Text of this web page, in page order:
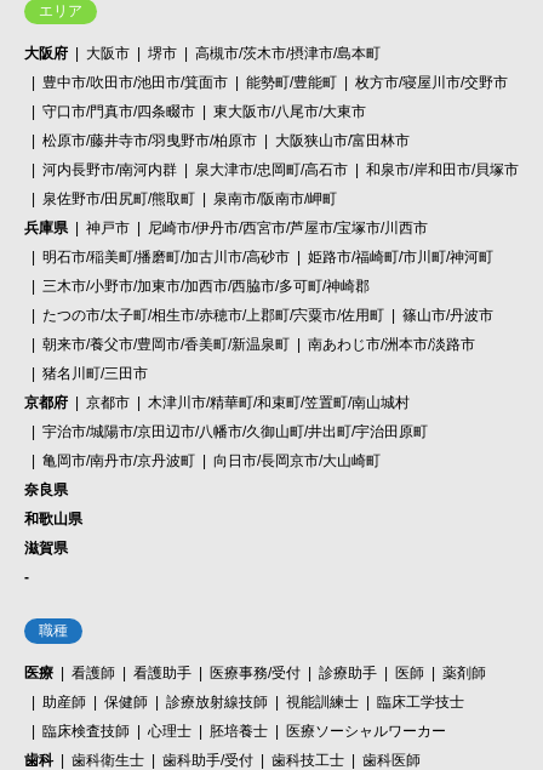
エリア
大阪府 大阪市 堺市
高槻市/茨木市/摂津市/島本町
豊中市/吹田市/池田市/箕面市
能勢町/豊能町
枚方市/寝屋川市/交野市
守口市/門真市/四条畷市
東大阪市/八尾市/大東市
松原市/藤井寺市/羽曳野市/柏原市
大阪狭山市/富田林市
河内長野市/南河内群
泉大津市/忠岡町/高石市
和泉市/岸和田市/貝塚市
泉佐野市/田尻町/熊取町
泉南市/阪南市/岬町
兵庫県
神戸市
尼崎市/伊丹市/西宮市/芦屋市/宝塚市/川西市
明石市/稲美町/播磨町/加古川市/高砂市
姫路市/福崎町/市川町/神河町
三木市/小野市/加東市/加西市/西脇市/多可町/神崎郡
たつの市/太子町/相生市/赤穂市/上郡町/宍粟市/佐用町
篠山市/丹波市
朝来市/養父市/豊岡市/香美町/新温泉町
南あわじ市/洲本市/淡路市
猪名川町/三田市
京都府
京都市
木津川市/精華町/和束町/笠置町/南山城村
宇治市/城陽市/京田辺市/八幡市/久御山町/井出町/宇治田原町
亀岡市/南丹市/京丹波町
向日市/長岡京市/大山崎町
奈良県
和歌山県
滋賀県
-
職種
医療 看護師 看護助手 医療事務/受付 診療助手 医師
薬剤師
助産師
保健師 診療放射線技師 視能訓練士
臨床工学技士
臨床検査技師
心理士 胚培養士
医療ソーシャルワーカー
歯科
歯科衛生士 歯科助手/受付 歯科技工士
歯科医師